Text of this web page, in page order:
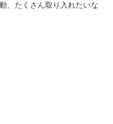
、たくさん取り入れたいな